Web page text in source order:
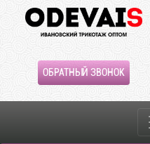
ОБРАТНЫЙ ЗВОНОК